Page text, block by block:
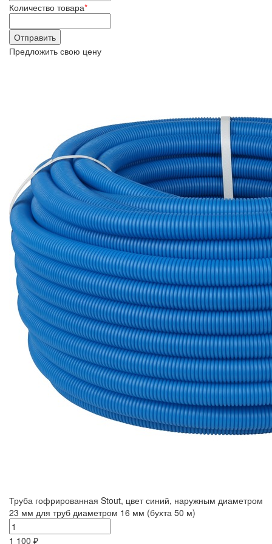
Количество товара*
Предложить свою цену
Труба гофрированная Stout, цвет синий, наружным диаметром
23 мм для труб диаметром 16 мм (бухта 50 м)
1 100 ₽